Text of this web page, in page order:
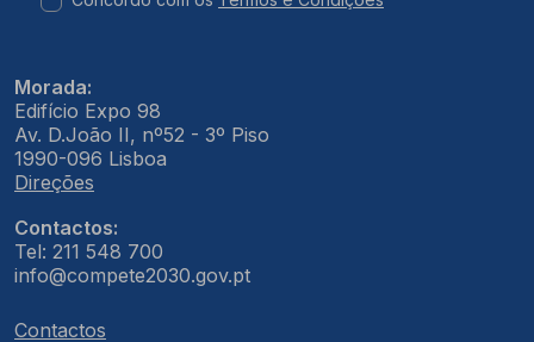
Morada:
Edifício Expo 98
Av. D.João II, nº52 - 3º Piso
1990-096 Lisboa
Direções
Contactos:
Tel: 211 548 700
info@compete2030.gov.pt
Contactos